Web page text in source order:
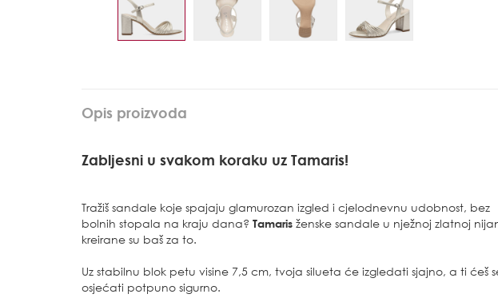
Opis proizvoda
Zabljesni u svakom koraku uz Tamaris!
Tražiš sandale koje spajaju glamurozan izgled i cjelodnevnu udobnost, bez
bolnih stopala na kraju dana? Tamaris ženske sandale u nježnoj zlatnoj
kreirane su baš za to.
Uz stabilnu blok petu visine 7,5 cm, tvoja silueta će izgledati sjajno, a ti ćeš
osjećati potpuno sigurno.